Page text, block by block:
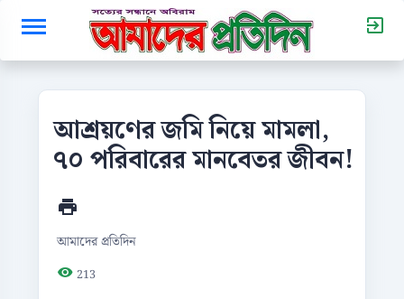
আশ্রয়ণের জমি নিয়ে মামলা,
৭০ পরিবারের মানবেতর জীবন!
আমাদের প্রতিদিন
213